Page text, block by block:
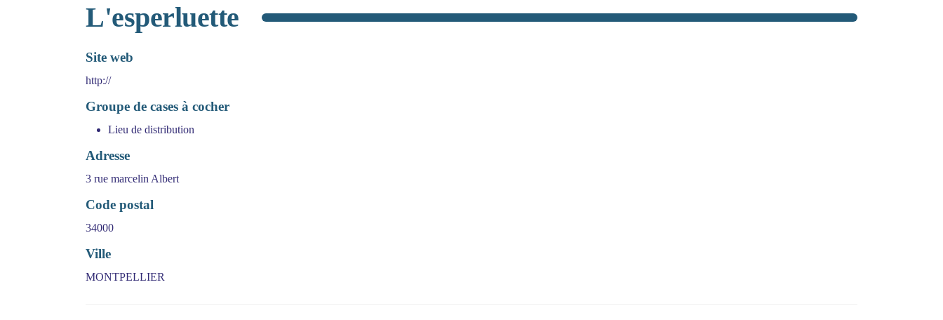
L'esperluette
Site web
http://
Groupe de cases à cocher
Lieu de distribution
Adresse
3 rue marcelin Albert
Code postal
34000
Ville
MONTPELLIER